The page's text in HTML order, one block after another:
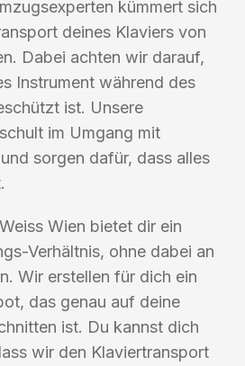
kümmert sich
deines Klaviers von
Dabei achten wir darauf,
Instrument während des
ist. Unsere
im Umgang mit
sorgen dafür, dass alles
Wien bietet dir ein
Verhältnis, ohne dabei an
Wir erstellen für dich ein
das genau auf deine
ist. Du kannst dich
wir den Klaviertransport